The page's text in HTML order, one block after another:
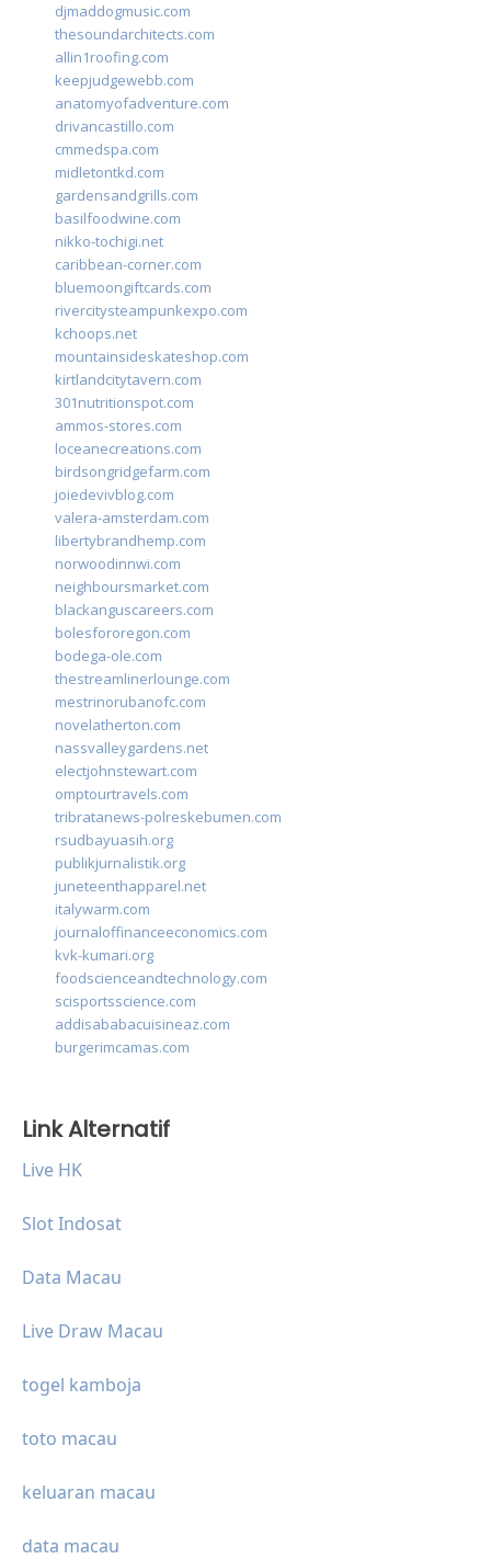
djmaddogmusic.com
thesoundarchitects.com
allin1roofing.com
keepjudgewebb.com
anatomyofadventure.com
drivancastillo.com
cmmedspa.com
midletontkd.com
gardensandgrills.com
basilfoodwine.com
nikko-tochigi.net
caribbean-corner.com
bluemoongiftcards.com
rivercitysteampunkexpo.com
kchoops.net
mountainsideskateshop.com
kirtlandcitytavern.com
301nutritionspot.com
ammos-stores.com
loceanecreations.com
birdsongridgefarm.com
joiedevivblog.com
valera-amsterdam.com
libertybrandhemp.com
norwoodinnwi.com
neighboursmarket.com
blackanguscareers.com
bolesfororegon.com
bodega-ole.com
thestreamlinerlounge.com
mestrinorubanofc.com
novelatherton.com
nassvalleygardens.net
electjohnstewart.com
omptourtravels.com
tribratanews-polreskebumen.com
rsudbayuasih.org
publikjurnalistik.org
juneteenthapparel.net
italywarm.com
journaloffinanceeconomics.com
kvk-kumari.org
foodscienceandtechnology.com
scisportsscience.com
addisababacuisineaz.com
burgerimcamas.com
Link Alternatif
Live HK
Slot Indosat
Data Macau
Live Draw Macau
togel kamboja
toto macau
keluaran macau
data macau